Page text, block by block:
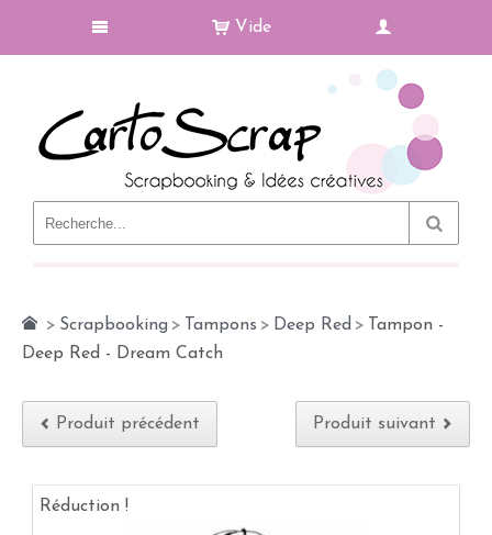
Vide
> Scrapbooking > Tampons > Deep Red >
Tampon -
Deep Red - Dream Catch
Produit précédent Produit suivant
Réduction !